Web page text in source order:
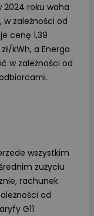
2024 roku waha
w zależności od
cenę 1,39
zł/kWh, a Energa
w zależności od
wszystkim
zużyciu
rachunek
od
G11